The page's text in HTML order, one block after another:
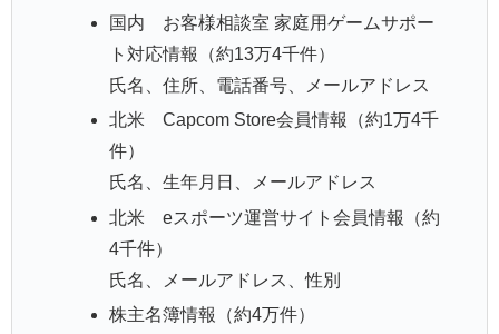
国内 お客様相談室 家庭用ゲームサポー
ト対応情報（約13万4千件）
氏名、住所、電話番号、メールアドレス
北米 Capcom Store会員情報（約1万4千
件）
氏名、生年月日、メールアドレス
北米 eスポーツ運営サイト会員情報（約
4千件）
氏名、メールアドレス、性別
株主名簿情報（約4万件）